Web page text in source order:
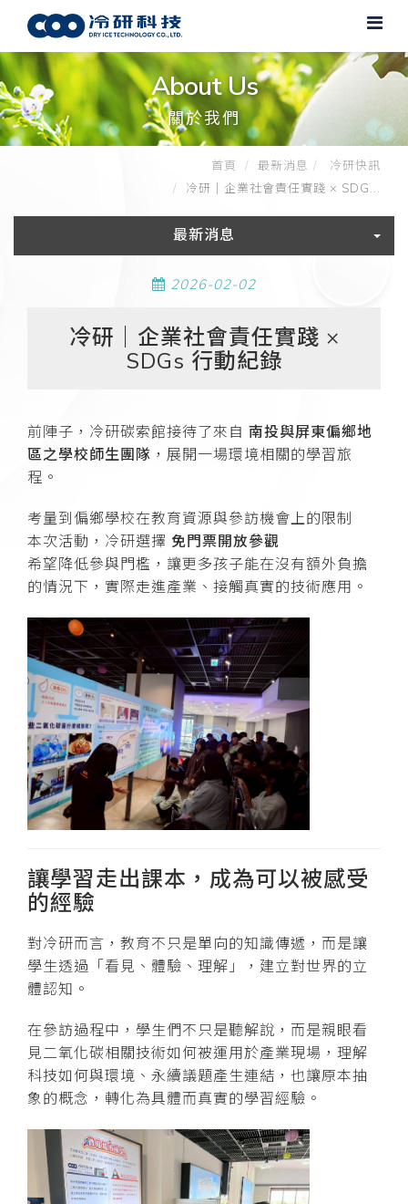
About Us
關於我們
首頁 最新消息
冷研快訊
冷研｜企業社會責任實踐 × SDG...
最新消息
2026-02-02
冷研｜企業社會責任實踐 ×
SDGs 行動紀錄
前陣子，冷研碳索館接待了來自 南投與屏東偏鄉地
區之學校師生團隊 ，展開一場環境相關的學習旅
程。
考量到偏鄉學校在教育資源與參訪機會上的限制
本次活動，冷研選擇 免門票開放參觀
希望降低參與門檻，讓更多孩子能在沒有額外負擔
的情況下，實際走進產業、接觸真實的技術應用。
讓學習走出課本，成為可以被感受
的經驗
對冷研而言，教育不只是單向的知識傳遞，而是讓
學生透過「看見、體驗、理解」，建立對世界的立
體認知。
在參訪過程中，學生們不只是聽解說，而是親眼看
見二氧化碳相關技術如何被運用於產業現場，理解
科技如何與環境、永續議題產生連結，也讓原本抽
象的概念，轉化為具體而真實的學習經驗。